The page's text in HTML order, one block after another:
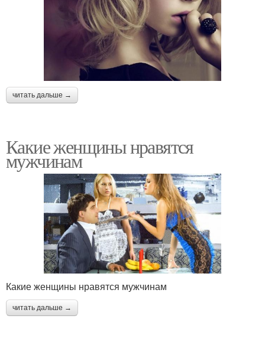
читать дальше →
Какие женщины нравятся
мужчинам
Какие женщины нравятся мужчинам
читать дальше →